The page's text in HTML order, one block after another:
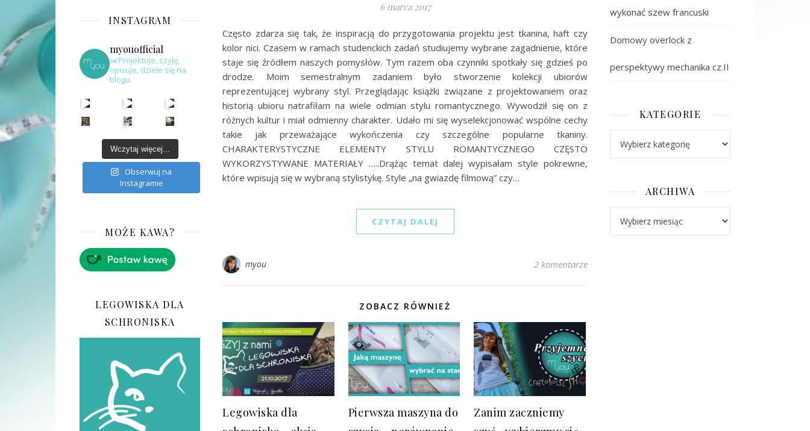
INSTAGRAM
myouofficial
✂️Projektuje, szyję,
opisuje, dziele się na
blogu.
Wczytaj więcej...
Obserwuj na
Instagramie
MOŻE KAWA?
LEGOWISKA DLA
SCHRONISKA
6 marca 2017
Często zdarza się tak, że inspiracją do przygotowania projektu jest tkanina, haft czy
kolor nici. Czasem w ramach studenckich zadań studiujemy wybrane zagadnienie, które
staje się źródłem naszych pomysłów. Tym razem oba czynniki spotkały się gdzieś po
drodze. Moim semestralnym zadaniem było stworzenie kolekcji ubiorów
reprezentującej wybrany styl. Przeglądając książki związane z projektowaniem oraz
historią ubioru natrafiłam na wiele odmian stylu romantycznego. Wywodził się on z
różnych kultur i miał odmienny charakter. Udało mi się wyselekcjonować wspólne cechy
takie jak przeważające wykończenia czy szczególne popularne tkaniny.
CHARAKTERYSTYCZNE ELEMENTY STYLU ROMANTYCZNEGO CZĘSTO
WYKORZYSTYWANE MATERIAŁY …..Drążąc temat dalej wypisałam style pokrewne,
które wpisują się w wybraną stylistykę. Style „na gwiazdę filmową” czy…
CZYTAJ DALEJ
myou 2 komentarze
ZOBACZ RÓWNIEŻ
Legowiska dla
Pierwsza maszyna do
Zanim zaczniemy
wykonać szew francuski
Domowy overlock z
perspektywy mechanika cz.II
KATEGORIE
ARCHIWA